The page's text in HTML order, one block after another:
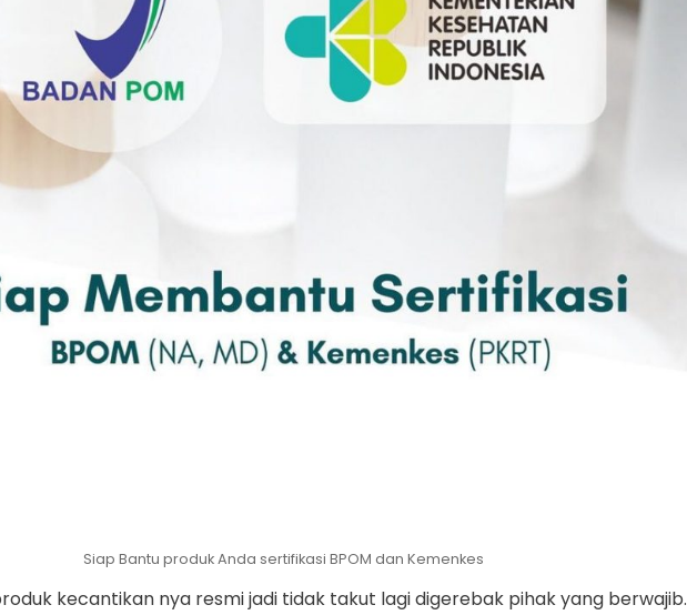
Siap Bantu produk Anda sertifikasi BPOM dan Kemenkes
kecantikan nya resmi jadi tidak takut lagi digerebak pihak yang berwajib.